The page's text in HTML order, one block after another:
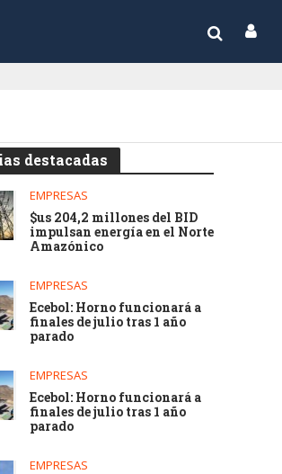
destacadas
EMPRESAS
$us 204,2 millones del BID
impulsan energía en el Norte
Amazónico
EMPRESAS
Ecebol: Horno funcionará a
finales de julio tras 1 año
parado
EMPRESAS
Ecebol: Horno funcionará a
finales de julio tras 1 año
parado
EMPRESAS